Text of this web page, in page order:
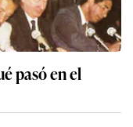
pasó en el